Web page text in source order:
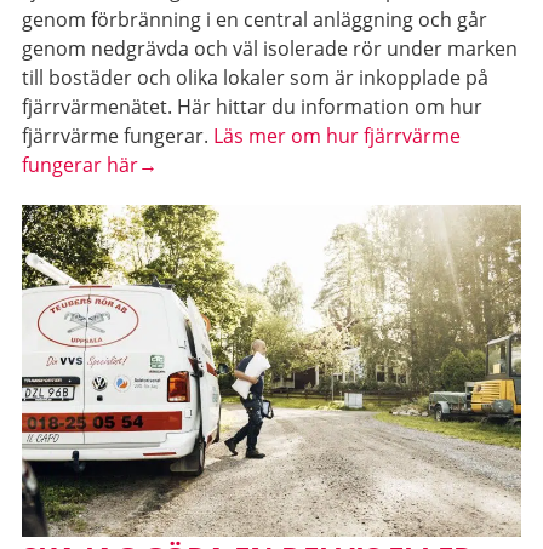
genom förbränning i en central anläggning och går
genom nedgrävda och väl isolerade rör under marken
till bostäder och olika lokaler som är inkopplade på
fjärrvärmenätet. Här hittar du information om hur
fjärrvärme fungerar. Läs mer om hur fjärrvärme
fungerar här→